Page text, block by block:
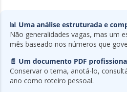
📊 Uma análise estruturada e
Não generalidades vagas, mas um
mês baseado nos números que
📄 Um documento PDF
Conservar o tema, anotá-lo,
ano como roteiro pessoal.